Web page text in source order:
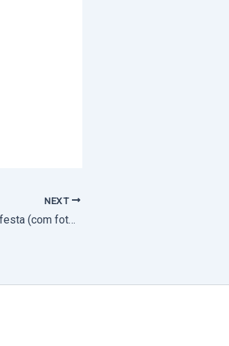
NEXT
Irmãs Servas da Santa Igreja em festa (com fotos)